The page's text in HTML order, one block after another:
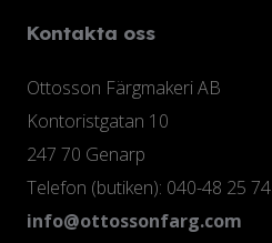
Kontakta oss
Ottosson Färgmakeri AB
Kontoristgatan 10
247 70 Genarp
Telefon (butiken): 040-48 25 74
info@ottossonfarg.com